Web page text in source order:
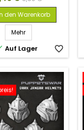
den Warenkorb
Mehr
Auf Lager favorite_border